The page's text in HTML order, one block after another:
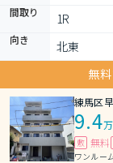
間取り 1R
向き
北東
無
練馬区
9.4
敷 無料
ワンルー